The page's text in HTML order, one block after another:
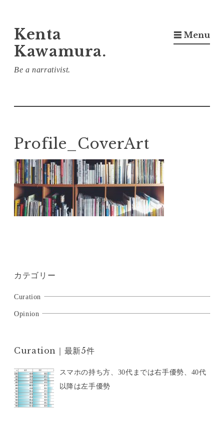
ン
テ
ン
ッ
プ
Kenta
Kawamura.
Be a narrativist.
☰ Menu
Profile_CoverArt
カテゴリー
Curation
Opinion
Curation｜最新5件
スマホの持ち方、30代までは右手優勢、40代
以降は左手優勢